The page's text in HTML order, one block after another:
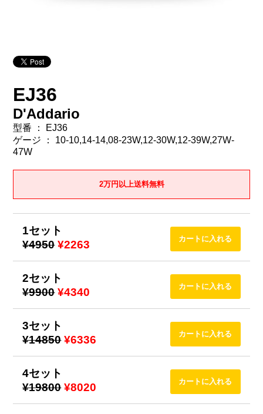
EJ36
D'Addario
型番 ： EJ36
ゲージ ： 10-10,14-14,08-23W,12-30W,12-39W,27W-
47W
2万円以上送料無料
1セット
¥4950 ¥2263
2セット
¥9900 ¥4340
3セット
¥14850 ¥6336
4セット
¥19800 ¥8020